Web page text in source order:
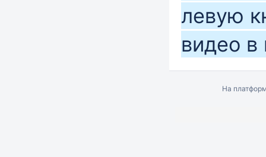
левую
видео
На